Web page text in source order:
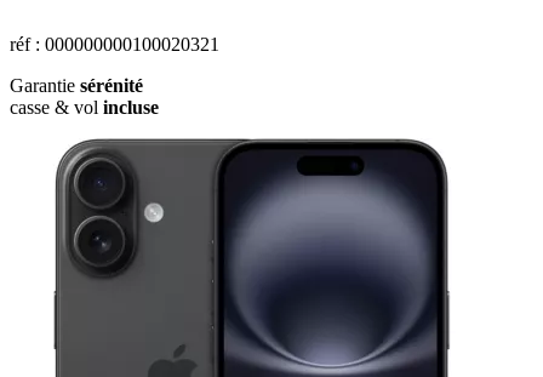
réf : 000000000100020321
Garantie sérénité
casse & vol incluse